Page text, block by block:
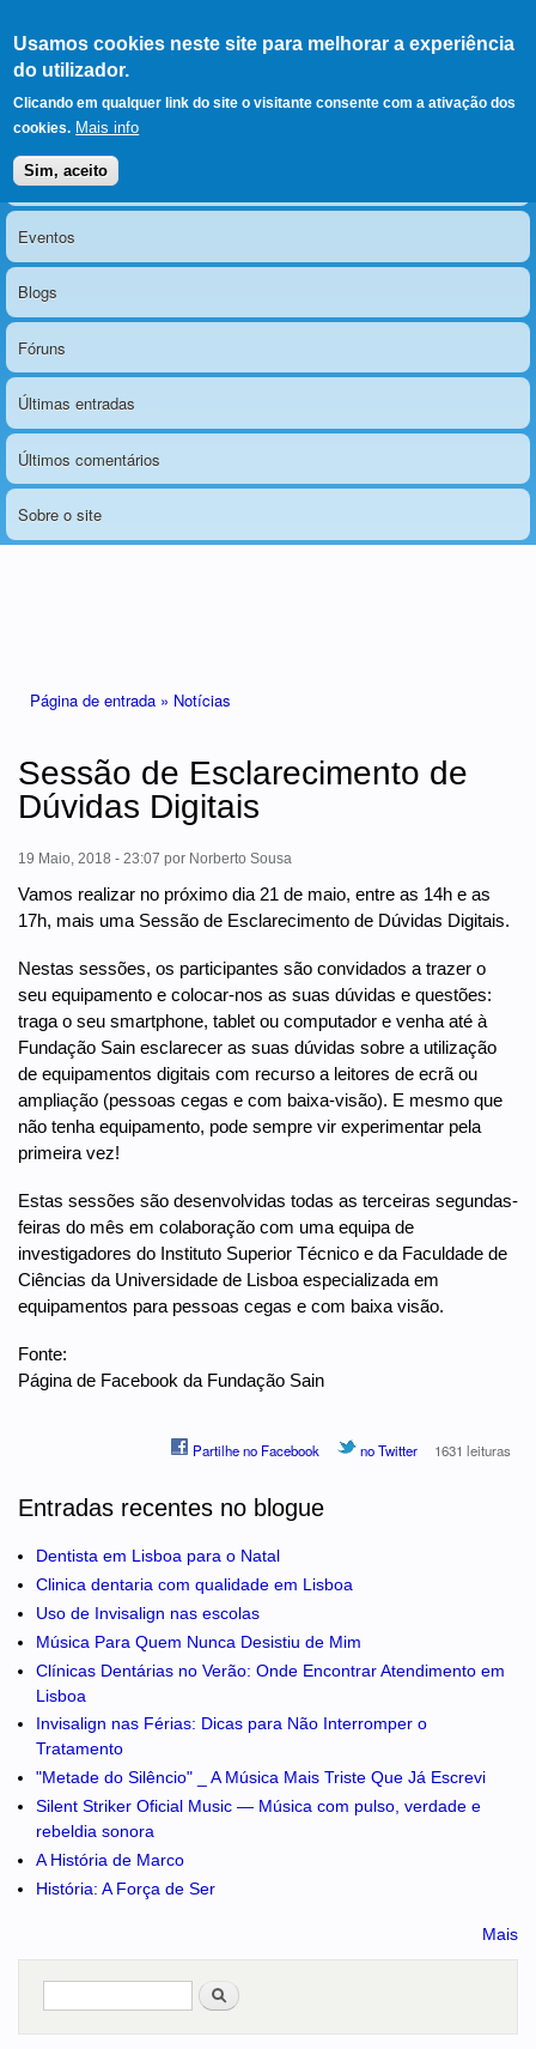
Usamos cookies neste site para melhorar a experiência
do utilizador.
Clicando em qualquer link do site o visitante consente com a ativação dos
cookies. Mais info
Sim, aceito
LERPARAVER , ir para a
página principal
O portal da visão diferente
Menu principal
Notícias
Eventos
Blogs
Fóruns
Últimas entradas
Últimos comentários
Sobre o site
Página de entrada » Notícias
Sessão de Esclarecimento de
Dúvidas Digitais
19 Maio, 2018 - 23:07 por Norberto Sousa
Vamos realizar no próximo dia 21 de maio, entre as 14h e as
17h, mais uma Sessão de Esclarecimento de Dúvidas Digitais.
Nestas sessões, os participantes são convidados a trazer o
seu equipamento e colocar-nos as suas dúvidas e questões:
traga o seu smartphone, tablet ou computador e venha até à
Fundação Sain esclarecer as suas dúvidas sobre a utilização
de equipamentos digitais com recurso a leitores de ecrã ou
ampliação (pessoas cegas e com baixa-visão). E mesmo que
não tenha equipamento, pode sempre vir experimentar pela
primeira vez!
Estas sessões são desenvolvidas todas as terceiras segundas-
feiras do mês em colaboração com uma equipa de
investigadores do Instituto Superior Técnico e da Faculdade de
Ciências da Universidade de Lisboa especializada em
equipamentos para pessoas cegas e com baixa visão.
Fonte:
Página de Facebook da Fundação Sain
Partilhe no Facebook no Twitter 1631 leituras
Entradas recentes no blogue
Dentista em Lisboa para o Natal
Clinica dentaria com qualidade em Lisboa
Uso de Invisalign nas escolas
Música Para Quem Nunca Desistiu de Mim
Clínicas Dentárias no Verão: Onde Encontrar Atendimento em
Lisboa
Invisalign nas Férias: Dicas para Não Interromper o
Tratamento
"Metade do Silêncio" _ A Música Mais Triste Que Já Escrevi
Silent Striker Oficial Music — Música com pulso, verdade e
rebeldia sonora
A História de Marco
História: A Força de Ser
Mais
Pesquisar
no portal